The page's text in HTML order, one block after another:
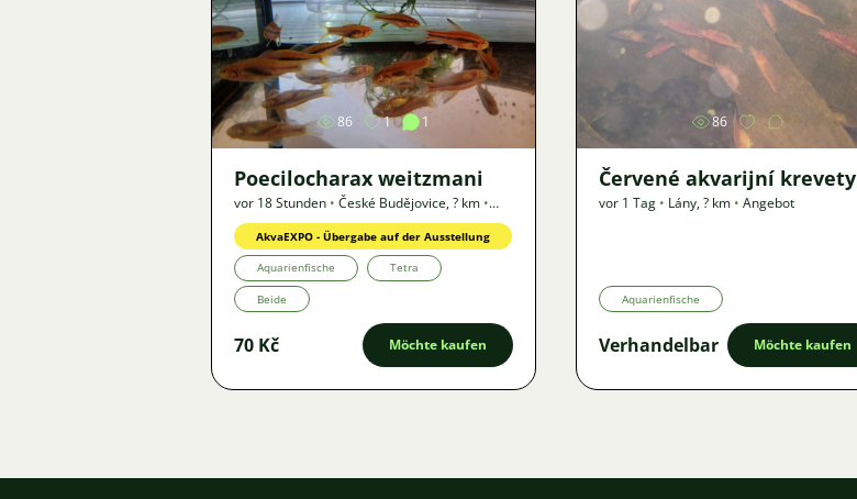
Bild
86 1 1
Poecilocharax weitzmani
vor 18 Stunden • České Budějovice,? km •
Angebot
AkvaEXPO - Übergabe auf der Ausstellung
Aquarienfische Tetra
Beide
70 Kč Möchte kaufen
Bild
86
Červené akvarijní krevety
vor 1 Tag • Lány,? km • Angebot
Aquarienfische
Verhandelbar Möchte kaufen